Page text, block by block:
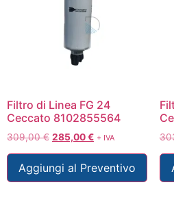
Filtro di Linea FG 24
Ceccato 8102855564
309,00€ 285,00€ + IVA
Aggiungi al Preventivo